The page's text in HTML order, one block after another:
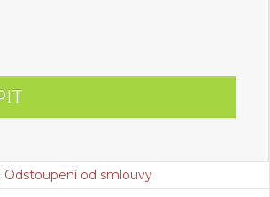
Odstoupení od smlouvy